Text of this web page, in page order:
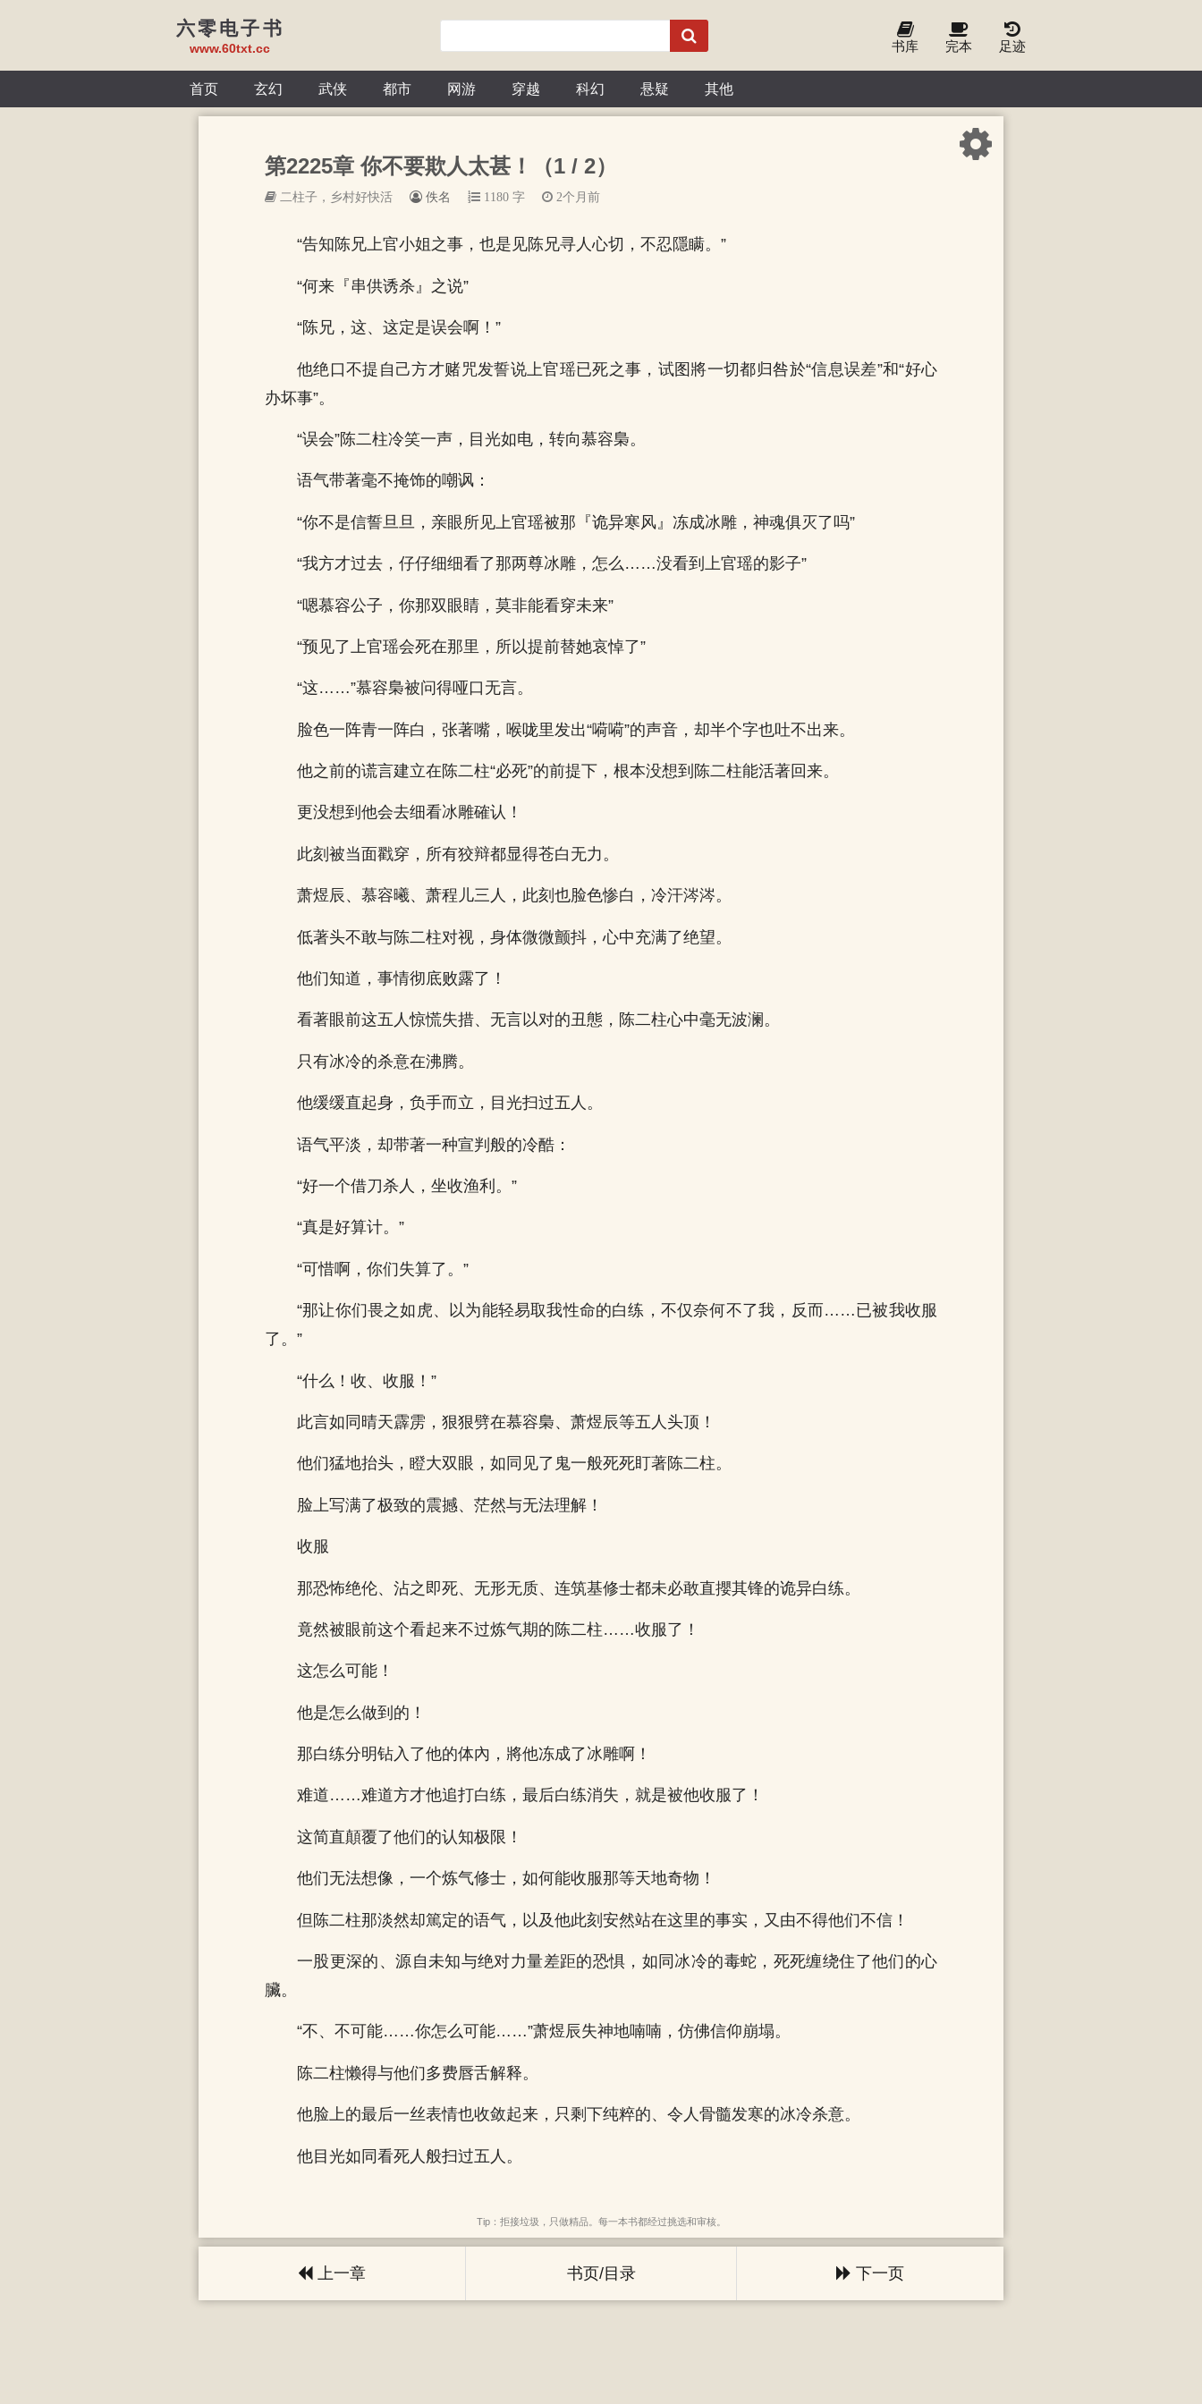
六零电子书
www.60txt.cc 书库 完本 足迹
首页 玄幻 武侠 都市 网游 穿越 科幻 悬疑 其他
第2225章 你不要欺人太甚！（1 / 2）
二柱子，乡村好快活 佚名 1180 字 2个月前
“告知陈兄上官小姐之事，也是见陈兄寻人心切，不忍隱瞒。”
“何来『串供诱杀』之说”
“陈兄，这、这定是误会啊！”
他绝口不提自己方才赌咒发誓说上官瑶已死之事，试图將一切都归咎於“信息误差”和“好心
办坏事”。
“误会”陈二柱冷笑一声，目光如电，转向慕容梟。
语气带著毫不掩饰的嘲讽：
“你不是信誓旦旦，亲眼所见上官瑶被那『诡异寒风』冻成冰雕，神魂俱灭了吗”
“我方才过去，仔仔细细看了那两尊冰雕，怎么……没看到上官瑶的影子”
“嗯慕容公子，你那双眼睛，莫非能看穿未来”
“预见了上官瑶会死在那里，所以提前替她哀悼了”
“这……”慕容梟被问得哑口无言。
脸色一阵青一阵白，张著嘴，喉咙里发出“嗬嗬”的声音，却半个字也吐不出来。
他之前的谎言建立在陈二柱“必死”的前提下，根本没想到陈二柱能活著回来。
更没想到他会去细看冰雕確认！
此刻被当面戳穿，所有狡辩都显得苍白无力。
萧煜辰、慕容曦、萧程儿三人，此刻也脸色惨白，冷汗涔涔。
低著头不敢与陈二柱对视，身体微微颤抖，心中充满了绝望。
他们知道，事情彻底败露了！
看著眼前这五人惊慌失措、无言以对的丑態，陈二柱心中毫无波澜。
只有冰冷的杀意在沸腾。
他缓缓直起身，负手而立，目光扫过五人。
语气平淡，却带著一种宣判般的冷酷：
“好一个借刀杀人，坐收渔利。”
“真是好算计。”
“可惜啊，你们失算了。”
“那让你们畏之如虎、以为能轻易取我性命的白练，不仅奈何不了我，反而……已被我收服
了。”
“什么！收、收服！”
此言如同晴天霹雳，狠狠劈在慕容梟、萧煜辰等五人头顶！
他们猛地抬头，瞪大双眼，如同见了鬼一般死死盯著陈二柱。
脸上写满了极致的震撼、茫然与无法理解！
收服
那恐怖绝伦、沾之即死、无形无质、连筑基修士都未必敢直攖其锋的诡异白练。
竟然被眼前这个看起来不过炼气期的陈二柱……收服了！
这怎么可能！
他是怎么做到的！
那白练分明钻入了他的体內，將他冻成了冰雕啊！
难道……难道方才他追打白练，最后白练消失，就是被他收服了！
这简直顛覆了他们的认知极限！
他们无法想像，一个炼气修士，如何能收服那等天地奇物！
但陈二柱那淡然却篤定的语气，以及他此刻安然站在这里的事实，又由不得他们不信！
一股更深的、源自未知与绝对力量差距的恐惧，如同冰冷的毒蛇，死死缠绕住了他们的心
臟。
“不、不可能……你怎么可能……”萧煜辰失神地喃喃，仿佛信仰崩塌。
陈二柱懒得与他们多费唇舌解释。
他脸上的最后一丝表情也收敛起来，只剩下纯粹的、令人骨髓发寒的冰冷杀意。
他目光如同看死人般扫过五人。
Tip：拒接垃圾，只做精品。每一本书都经过挑选和审核。
上一章 书页/目录 下一页